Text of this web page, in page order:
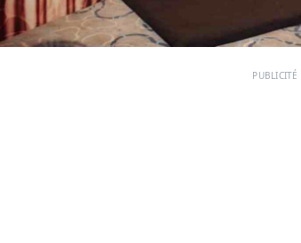
PUBLICITÉ